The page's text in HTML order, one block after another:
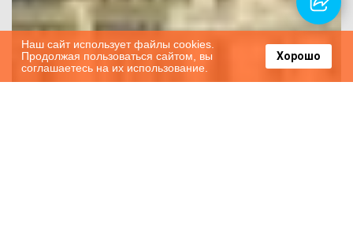
Наш сайт использует файлы cookies.
Продолжая пользоваться сайтом, вы
соглашаетесь на их использование.
Хорошо